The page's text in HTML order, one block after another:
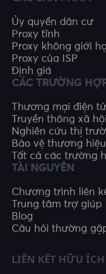
Ủy quyền dân cư
Proxy tĩnh
Proxy không giới
Proxy của ISP
Định giá
CÁC TRƯỜNG
Thương mại điện tử
Truyền thông xã hội
Nghiên cứu thị
Bảo vệ thương hiệu
Tất cả các trường
TÀI NGUYÊN
Chương trình liên
Trung tâm trợ giúp
Blog
Câu hỏi thường
LIÊN KẾT HỮU ÍCH